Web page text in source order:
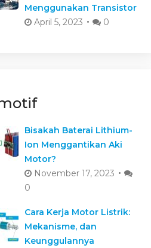
Menggunakan Transistor
April 5, 2023
0
Bisakah Baterai Lithium-
Ion Menggantikan Aki
Motor?
November 17, 2023
0
Cara Kerja Motor Listrik:
Mekanisme, dan
Keunggulannya